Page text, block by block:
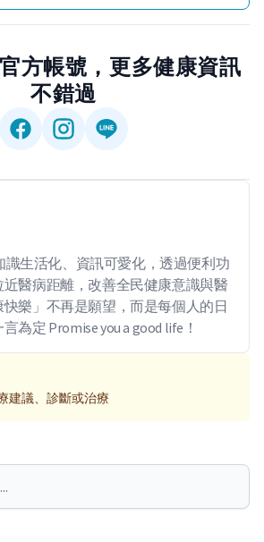
方帳號，更多健康資訊
不錯過
識生活化、資訊可愛化，透過便利功
醫病距離，改善全民健康意識與醫
樂」不再是願望，而是每個人的日
為定 Promise you a good life！
建議、診斷或治療